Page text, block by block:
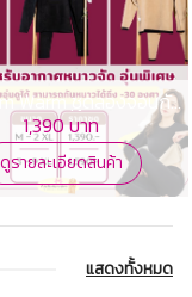
ชุดลองจอนกัน
วแบบพรีเมี่ยมใส่ติดลบ
1,390 บาท
ดูรายละเอียดสินค้า
แสดงทั้งหมด